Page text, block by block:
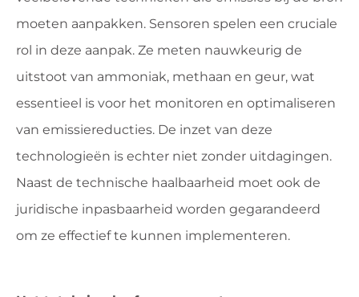
moeten aanpakken. Sensoren spelen een cruciale
rol in deze aanpak. Ze meten nauwkeurig de
uitstoot van ammoniak, methaan en geur, wat
essentieel is voor het monitoren en optimaliseren
van emissiereducties. De inzet van deze
technologieën is echter niet zonder uitdagingen.
Naast de technische haalbaarheid moet ook de
juridische inpasbaarheid worden gegarandeerd
om ze effectief te kunnen implementeren.